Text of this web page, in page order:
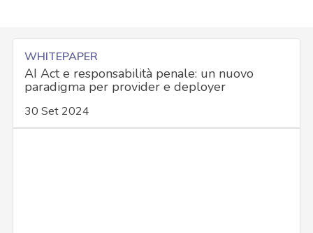
WHITEPAPER
AI Act e responsabilità penale: un nuovo
paradigma per provider e deployer
30 Set 2024